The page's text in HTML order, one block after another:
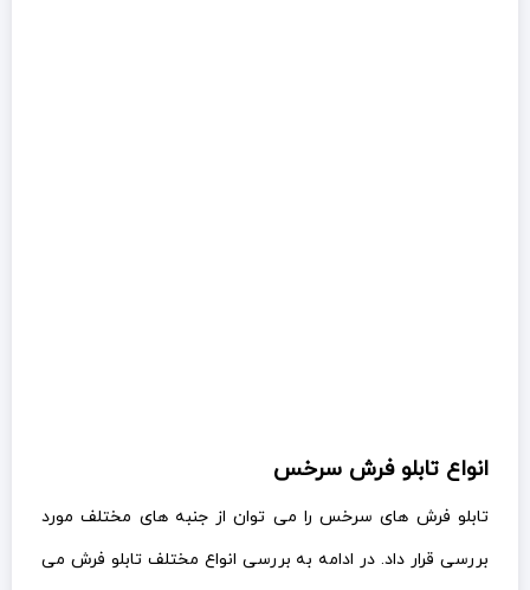
انواع تابلو فرش سرخس
تابلو فرش های سرخس را می توان از جنبه های مختلف مورد
بررسی قرار داد. در ادامه به بررسی انواع مختلف تابلو فرش می